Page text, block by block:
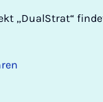
„DualStrat“